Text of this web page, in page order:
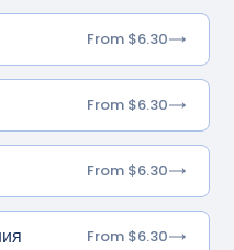
From $6.30
From $6.30
From $6.30
From $6.30